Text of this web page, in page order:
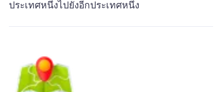
ประเทศหนึ่งไปยังอีกประเทศหนึ่ง